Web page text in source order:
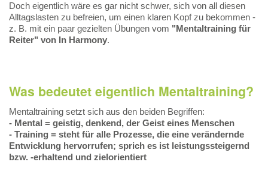
Doch eigentlich wäre es gar nicht schwer, sich von all diesen
Alltagslasten zu befreien, um einen klaren Kopf zu bekommen -
z. B. mit ein paar gezielten Übungen vom "Mentaltraining für
Reiter" von In Harmony.
Was bedeutet eigentlich Mentaltraining?
Mentaltraining setzt sich aus den beiden Begriffen:
- Mental = geistig, denkend, der Geist eines Menschen
- Training = steht für alle Prozesse, die eine verändernde
Entwicklung hervorrufen; sprich es ist leistungssteigernd
bzw. -erhaltend und zielorientiert